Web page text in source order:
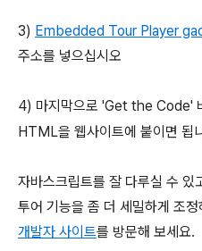
3) Embedded Tour Player
주소를 넣으십시오
4) 마지막으로 'Get the Code'
HTML을 웹사이트에 붙이면 됩
자바스크립트를 잘 다루실 수 있
투어 기능을 좀 더 세밀하게 조정
개발자 사이트를 방문해 보세요.